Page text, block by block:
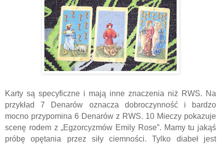
Karty są specyficzne i mają inne znaczenia niż RWS. Na
przykład 7 Denarów oznacza dobroczynność i bardzo
mocno przypomina 6 Denarów z RWS. 10 Mieczy pokazuje
scenę rodem z „Egzorcyzmów Emily Rose”. Mamy tu jakąś
próbę opętania przez siły ciemności. Tylko diabeł jest